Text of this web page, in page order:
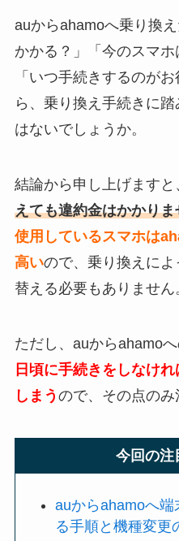
auからahamoへ乗り換
かかる？」「今のスマホ
「いつ手続きするのが
ら、乗り換え手続きに
はないでしょうか。
結論から申し上げますと
えても違約金はかかりま
使用しているスマホは
高いので、乗り換えに
替える必要もありません
ただし、auからahamoへ
日頃に手続きをしなけ
しまう ので、その点のみ
今回の注
auからahamoへ端
る手順と機種変更